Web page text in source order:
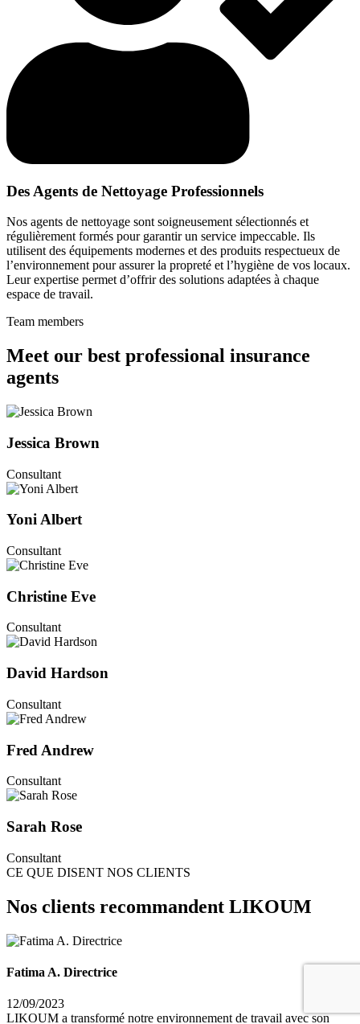
Des Agents de Nettoyage Professionnels
Nos agents de nettoyage sont soigneusement sélectionnés et
régulièrement formés pour garantir un service impeccable. Ils
utilisent des équipements modernes et des produits respectueux de
l’environnement pour assurer la propreté et l’hygiène de vos locaux.
Leur expertise permet d’offrir des solutions adaptées à chaque
espace de travail.
Team members
Meet our best professional insurance
agents
Jessica Brown
Consultant
Yoni Albert
Consultant
Christine Eve
Consultant
David Hardson
Consultant
Fred Andrew
Consultant
Sarah Rose
Consultant
CE QUE DISENT NOS CLIENTS
Nos clients recommandent LIKOUM
Fatima A. Directrice
12/09/2023
LIKOUM a transformé notre environnement de travail avec son